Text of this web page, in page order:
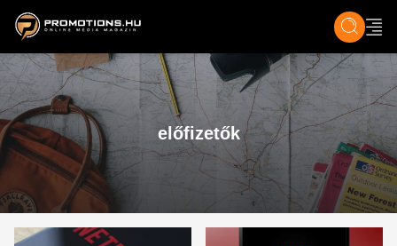
ZENE, FILM & KULT ÉLET TECH &
előfizetők